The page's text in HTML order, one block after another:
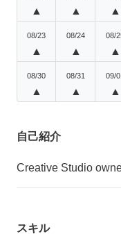
▲ ▲ ▲
08/23
▲
08/24
▲
08/
▲
08/30
▲
08/31
▲
09/
▲
自己紹介
Creative Studio
スキル